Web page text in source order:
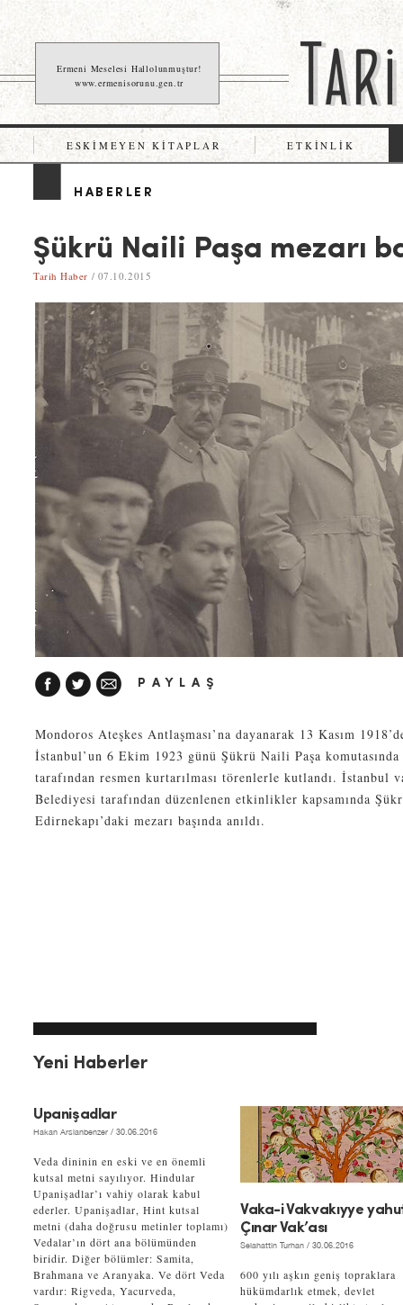
Ermeni Meselesi Hallolunmuştur!
www.ermenisorunu.gen.tr
ESKIMEYEN KITAPLAR ETKINLIK
HABERLER
Şükrü Naili Paşa mezarı
Tarih Haber / 07.10.2015
PAYLAŞ
Mondoros Ateşkes Antlaşması’na dayanarak 13 Kasım
İstanbul’un 6 Ekim 1923 günü Şükrü Naili Paşa
tarafından resmen kurtarılması törenlerle kutlandı.
Belediyesi tarafından düzenlenen etkinlikler kapsamında
Edirnekapı’daki mezarı başında anıldı.
Yeni Haberler
Upanişadlar
Hakan Arslanbenzer / 30.06.2016
Veda dininin en eski ve en önemli
kutsal metni sayılıyor. Hindular
Upanişadlar’ı vahiy olarak kabul
ederler. Upanişadlar, Hint kutsal
metni (daha doğrusu metinler toplamı)
Vedalar’ın dört ana bölümünden
biridir. Diğer bölümler: Samita,
Brahmana ve Aranyaka. Ve dört Veda
vardır: Rigveda, Yacurveda,
Vaka-i Vakvakıyye
Çınar Vak’ası
Selahattin Turhan / 30.06.2016
600 yılı aşkın geniş topraklara
hükümdarlık etmek, devlet